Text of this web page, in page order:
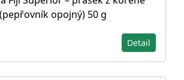
(pepřovník opojný) 50 g
Detail